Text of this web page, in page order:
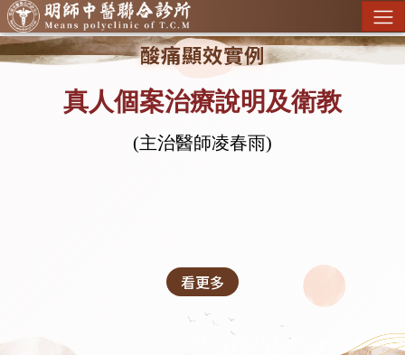
酸痛顯效實例
真人個案治療說明及衛教
(主治醫師凌春雨)
看更多